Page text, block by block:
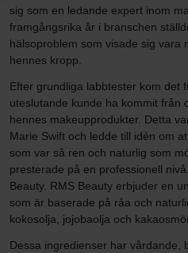
sig som en ledande expert inom
framgångsrika år i branschen
hälsoproblem som visade sig vara
hennes kropp.
Efter grundliga labbtester kom det
uteslutande kunde ha kommit från
hennes makeupprodukter. Detta
Marie Swift och ledde till idén om
som var så ren och naturlig som
presterade på en professionell
Beauty. RMS Beauty erbjuder en
som är baserade på råa och
kokosolja, jojobaolja och
Dessa ingredienser har vårdande,